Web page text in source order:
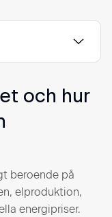
och hur
beroende på
elproduktion,
energipriser.